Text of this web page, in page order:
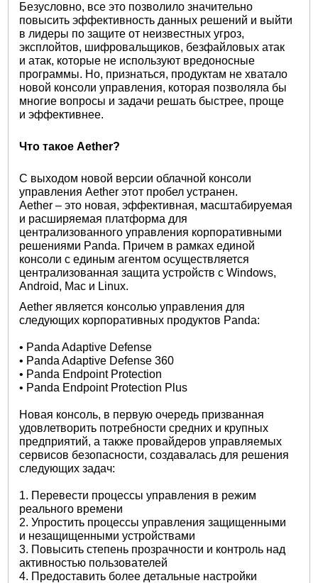
Безусловно, все это позволило значительно
повысить эффективность данных решений и выйти
в лидеры по защите от неизвестных угроз,
эксплойтов, шифровальщиков, безфайловых атак
и атак, которые не используют вредоносные
программы. Но, признаться, продуктам не хватало
новой консоли управления, которая позволяла бы
многие вопросы и задачи решать быстрее, проще
и эффективнее.
Что такое Aether?
С выходом новой версии облачной консоли
управления Aether этот пробел устранен.
Aether – это новая, эффективная, масштабируемая
и расширяемая платформа для
централизованного управления корпоративными
решениями Panda. Причем в рамках единой
консоли с единым агентом осуществляется
централизованная защита устройств с Windows,
Android, Mac и Linux.
Aether является консолью управления для
следующих корпоративных продуктов Panda:
• Panda Adaptive Defense
• Panda Adaptive Defense 360
• Panda Endpoint Protection
• Panda Endpoint Protection Plus
Новая консоль, в первую очередь призванная
удовлетворить потребности средних и крупных
предприятий, а также провайдеров управляемых
сервисов безопасности, создавалась для решения
следующих задач:
1. Перевести процессы управления в режим
реального времени
2. Упростить процессы управления защищенными
и незащищенными устройствами
3. Повысить степень прозрачности и контроль над
активностью пользователей
4. Предоставить более детальные настройки